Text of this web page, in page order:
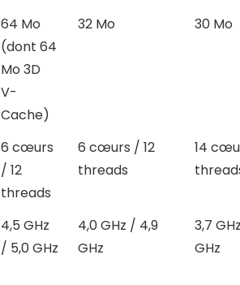
64 Mo
(dont 64
Mo 3D
V-
Cache)
32 Mo 30 Mo
6 cœurs
/ 12
threads
6 cœurs / 12
threads
14
4,5 GHz
/ 5,0 GHz
4,0 GHz / 4,9
GHz
3,7
GHz